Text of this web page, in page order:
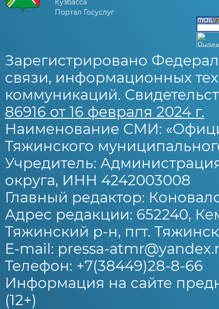
Кузбасса
Портал Госуслуг
Зарегистрировано
связи, информационных
коммуникаций.
86916 от 16 февраля 2024 г.
Наименование СМИ:
Тяжинского
Учредитель:
округа, ИНН 4242003008
Главный редактор:
Адрес редакции: 652240,
Тяжинский р-н, пгт.
E-mail: pressa-
Телефон: +7(38449)28-8-66
Информация на сайте
(12+)